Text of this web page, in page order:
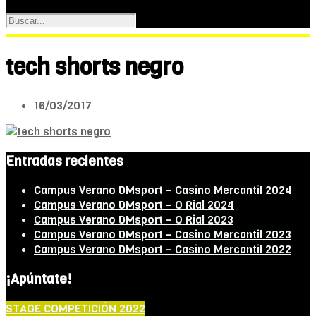
tech shorts negro
16/03/2017
Entradas recientes
Campus Verano DMsport – Casino Mercantil 2024
Campus Verano DMsport – O Rial 2024
Campus Verano DMsport – O Rial 2023
Campus Verano DMsport – Casino Mercantil 2023
Campus Verano DMsport – Casino Mercantil 2022
¡Apúntate!
STAGE COMPETICIÓN 2022